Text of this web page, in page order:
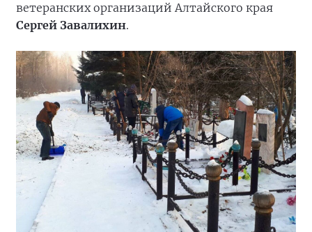
ветеранских организаций Алтайского края
Сергей Завалихин.